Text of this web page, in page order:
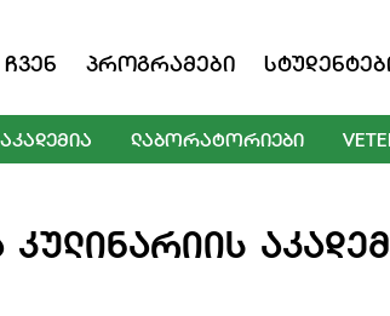
Ჩვენ Პროგრამები
ᲚᲐᲑᲝᲠᲐᲢᲝᲠᲘᲔᲑᲘ